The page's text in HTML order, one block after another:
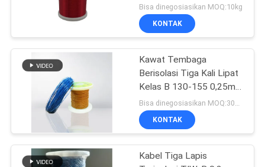
QUOTE
REQUEST
SUATU
SITEMAP
PRIVACY
POLICY
Warna Motor Winding
Solid
Bisa dinegosiasikan MOQ:10kg
KONTAK
Kawat Tembaga
Berisolasi Tiga Kali Lipat
Kelas B 130-155 0,25mm
Untuk Transformator
Bisa dinegosiasikan MOQ:3000 meteran
KONTAK
Kabel Tiga Lapis